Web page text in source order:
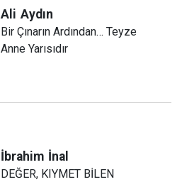
Ali Aydın
Bir Çınarın Ardından… Teyze
Anne Yarısıdır
İbrahim İnal
DEĞER, KIYMET BİLEN